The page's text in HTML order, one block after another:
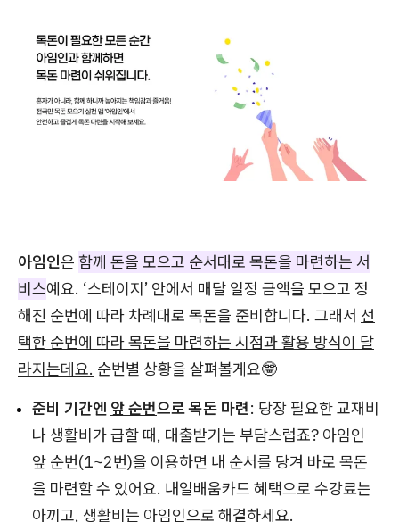
아임인은 함께 돈을 모으고 순서대로 목돈을 마련하는 서
비스예요. ‘스테이지’ 안에서 매달 일정 금액을 모으고 정
해진 순번에 따라 차례대로 목돈을 준비합니다. 그래서 선
택한 순번에 따라 목돈을 마련하는 시점과 활용 방식이 달
라지는데요. 순번별 상황을 살펴볼게요🤓
준비 기간엔 앞 순번으로 목돈 마련: 당장 필요한 교재비
나 생활비가 급할 때, 대출받기는 부담스럽죠? 아임인
앞 순번(1~2번)을 이용하면 내 순서를 당겨 바로 목돈
을 마련할 수 있어요. 내일배움카드 혜택으로 수강료는
아끼고, 생활비는 아임인으로 해결하세요.